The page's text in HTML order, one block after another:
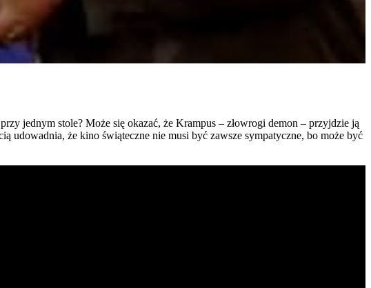
jednym stole? Może się okazać, że Krampus – złowrogi demon – przyjdzie ją
udowadnia, że kino świąteczne nie musi być zawsze sympatyczne, bo może być